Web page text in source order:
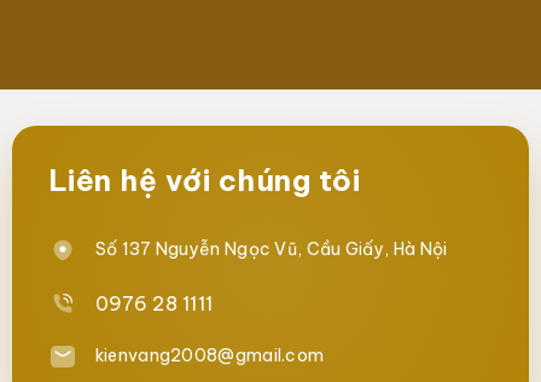
Liên hệ với chúng tôi
Số 137 Nguyễn Ngọc Vũ, Cầu Giấy, Hà Nội
0976 28 1111
kienvang2008@gmail.com